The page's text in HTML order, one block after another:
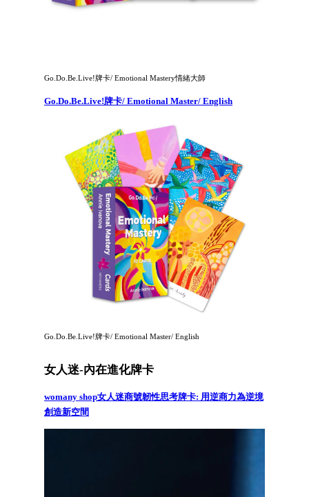
Go.Do.Be.Live!牌卡/ Emotional Mastery情緒大師
Go.Do.Be.Live!牌卡/ Emotional Master/ English
Go.Do.Be.Live!牌卡/ Emotional Master/ English
女人迷-內在進化牌卡
womany shop女人迷商號韌性思考牌卡: 用逆商力為逆境
創造新空間